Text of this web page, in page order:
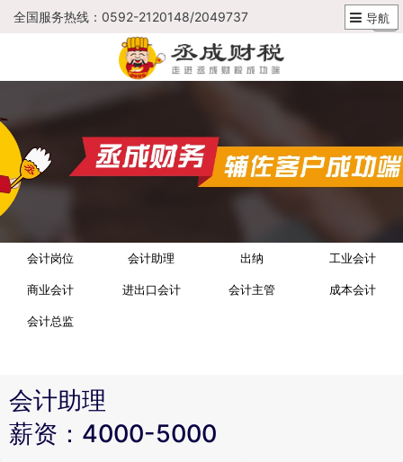
全国服务热线：0592-2120148/2049737
会计岗位 会计助理 出纳 工业会计
商业会计 进出口会计 会计主管 成本会计
会计总监
会计助理
薪资： 4000-5000
导航